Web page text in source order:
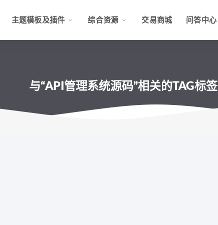
主题模板及插件 综合资源 交易商城 问答中心
与“API管理系统源码”相关的TAG标签